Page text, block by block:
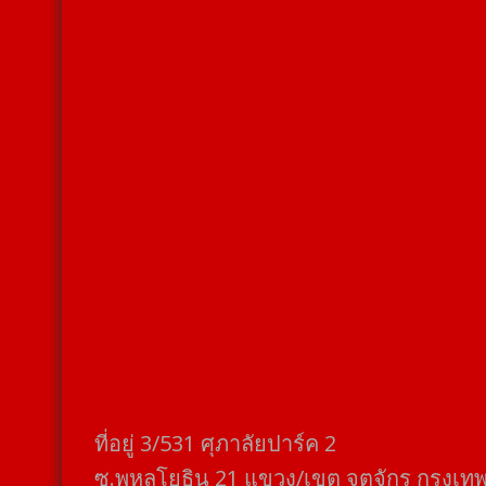
ที่อยู่​ 3/531​ ศุภาลัยปาร์ค​ 2
ซ.พหลโยธิน​ 21​ แขวง/เขต​ จตุจักร​ กรุงเท